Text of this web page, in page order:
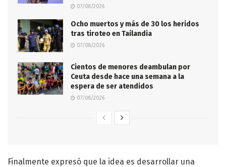
07/08/2026
Ocho muertos y más de 30 los heridos
tras tiroteo en Tailandia
07/08/2026
Cientos de menores deambulan por
Ceuta desde hace una semana a la
espera de ser atendidos
07/08/2026
Finalmente expresó que la idea es desarrollar una